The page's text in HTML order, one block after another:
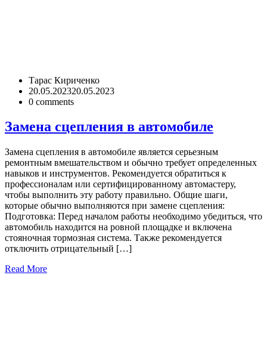
Тарас Кириченко
20.05.202320.05.2023
0 comments
Замена сцепления в автомобиле
Замена сцепления в автомобиле является серьезным
ремонтным вмешательством и обычно требует определенных
навыков и инструментов. Рекомендуется обратиться к
профессионалам или сертифицированному автомастеру,
чтобы выполнить эту работу правильно. Общие шаги,
которые обычно выполняются при замене сцепления:
Подготовка: Перед началом работы необходимо убедиться, что
автомобиль находится на ровной площадке и включена
стояночная тормозная система. Также рекомендуется
отключить отрицательный […]
Read More